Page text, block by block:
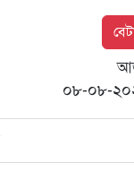
০৮-০৮-